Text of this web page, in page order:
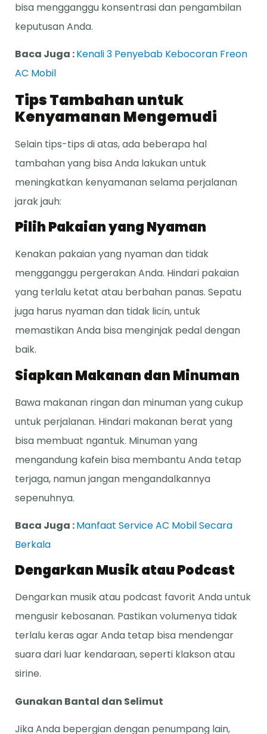
bisa mengganggu konsentrasi dan pengambilan
keputusan Anda.
Baca Juga :Kenali 3 Penyebab Kebocoran Freon
AC Mobil
Tips Tambahan untuk
Kenyamanan Mengemudi
Selain tips-tips di atas, ada beberapa hal
tambahan yang bisa Anda lakukan untuk
meningkatkan kenyamanan selama perjalanan
jarak jauh:
Pilih Pakaian yang Nyaman
Kenakan pakaian yang nyaman dan tidak
mengganggu pergerakan Anda. Hindari pakaian
yang terlalu ketat atau berbahan panas. Sepatu
juga harus nyaman dan tidak licin, untuk
memastikan Anda bisa menginjak pedal dengan
baik.
Siapkan Makanan dan Minuman
Bawa makanan ringan dan minuman yang cukup
untuk perjalanan. Hindari makanan berat yang
bisa membuat ngantuk. Minuman yang
mengandung kafein bisa membantu Anda tetap
terjaga, namun jangan mengandalkannya
sepenuhnya.
Baca Juga :Manfaat Service AC Mobil Secara
Berkala
Dengarkan Musik atau Podcast
Dengarkan musik atau podcast favorit Anda untuk
mengusir kebosanan. Pastikan volumenya tidak
terlalu keras agar Anda tetap bisa mendengar
suara dari luar kendaraan, seperti klakson atau
sirine.
Gunakan Bantal dan Selimut
Jika Anda bepergian dengan penumpang lain,